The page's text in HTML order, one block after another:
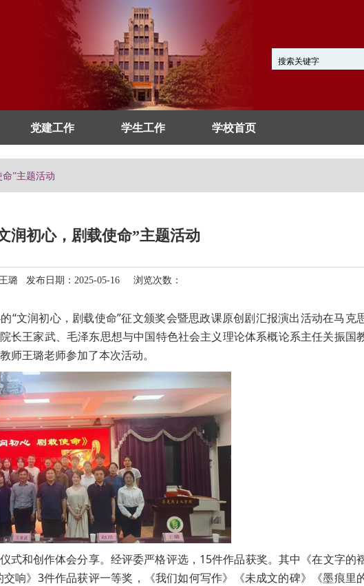
党建工作 学生工作 学校首页
”主题活动
润初心，剧载使命”主题活动
璐 发布日期：2025-05-16 浏览次数：
“文润初心，剧载使命”征文颁奖会暨思政课原创剧汇报演出活动在马克
长王家武、毛泽东思想与中国特色社会主义理论体系概论系主任关振国
师王璐老师参加了本次活动。
式和创作体会分享。经评委严格评选，15件作品获奖。其中《在文字的
响》3件作品获评一等奖，《我们如何写作》《未成文的碑》《墨痕里